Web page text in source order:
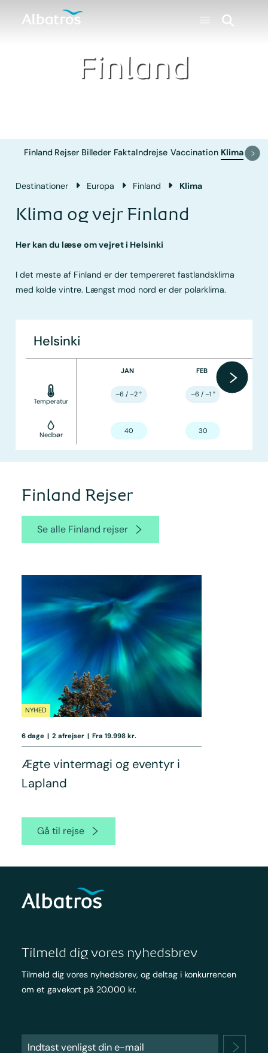
Finland
Finland Rejser Billeder FaktaIndrejse Vaccination Klima
Destinationer Europa Finland Klima
Klima og vejr Finland
Her kan du læse om vejret i Helsinki
I det meste af Finland er der tempereret fastlandsklima
med kolde vintre. Længst mod nord er der polarklima.
Helsinki
Temperatur
Nedbør
JAN
–6 / –2 °
40
FEB
–6 / –1°
30
Finland Rejser
Se alle Finland rejser
NYHED
6 dage | 2 afrejser | Fra 19.998 kr.
Ægte vintermagi og eventyr i
Lapland
Gå til rejse
Tilmeld dig vores nyhedsbrev
Tilmeld dig vores nyhedsbrev, og deltag i konkurrencen
om et gavekort på 20.000 kr.